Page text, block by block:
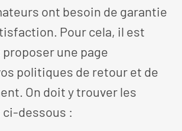
ont besoin de garantie
Pour cela, il est
une page
politiques de retour et de
On doit y trouver les
dessous :